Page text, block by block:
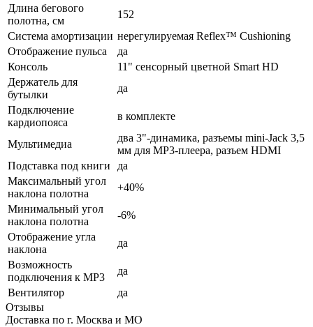
Длина бегового
полотна, см
152
Система амортизации нерегулируемая Reflex™ Cushioning
Отображение пульса
да
Консоль
11" сенсорный цветной Smart HD
Держатель для
бутылки
да
Подключение
кардиопояса
в комплекте
Мультимедиа
два 3"-динамика, разъемы mini-Jack 3,5
мм для МР3-плеера, разъем HDMI
Подставка под книги
да
Максимальный угол
наклона полотна
+40%
Минимальный угол
наклона полотна
-6%
Отображение угла
наклона
да
Возможность
подключения к MP3
да
Вентилятор
да
Отзывы
Доставка по г. Москва и МО